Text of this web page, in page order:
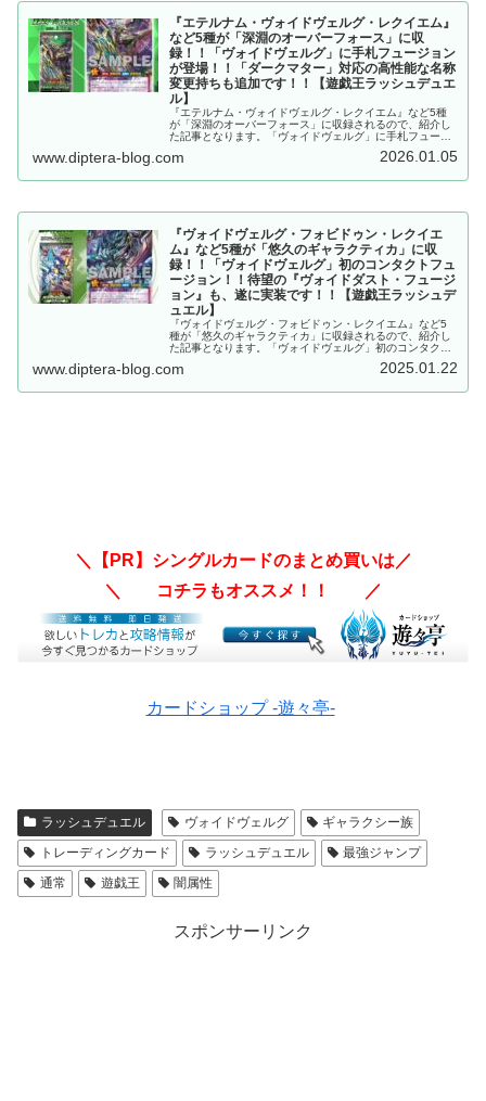
『エテルナム・ヴォイドヴェルグ・レクイエム』
など5種が「深淵のオーバーフォース」に収
録！！「ヴォイドヴェルグ」に手札フュージョン
が登場！！「ダークマター」対応の高性能な名称
変更持ちも追加です！！【遊戯王ラッシュデュエ
ル】
『エテルナム・ヴォイドヴェルグ・レクイエム』など5種
が「深淵のオーバーフォース」に収録されるので、紹介し
た記事となります。「ヴォイドヴェルグ」に手札フュージ
持ちも追加です！！【遊戯王ラッシュデュエル】
www.diptera-blog.com 2026.01.05
『ヴォイドヴェルグ・フォビドゥン・レクイエ
ム』など5種が「悠久のギャラクティカ」に収
録！！「ヴォイドヴェルグ」初のコンタクトフュ
ージョン！！待望の『ヴォイドダスト・フュージ
ョン』も、遂に実装です！！【遊戯王ラッシュデ
ュエル】
『ヴォイドヴェルグ・フォビドゥン・レクイエム』など5
種が「悠久のギャラクティカ」に収録されるので、紹介し
た記事となります。「ヴォイドヴェルグ」初のコンタクト
ン』も、遂に実装です！！【遊戯王ラッシュデュエル】
www.diptera-blog.com 2025.01.22
＼【PR】シングルカードのまとめ買いは／
＼ コチラもオススメ！！ ／
カードショップ -遊々亭-
ラッシュデュエル ヴォイドヴェルグ
ギャラクシー族
トレーディングカード
ラッシュデュエル
最強ジャンプ
通常
遊戯王 闇属性
スポンサーリンク